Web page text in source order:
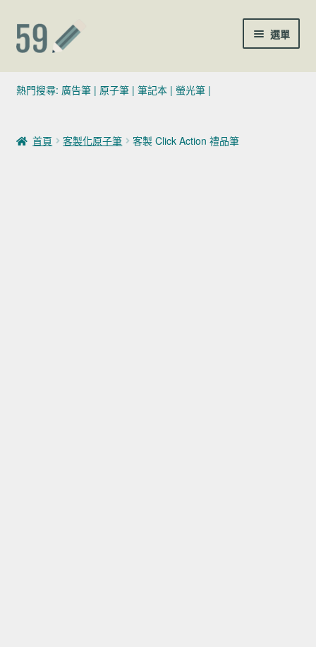
跳至導覽列
跳至主要內容 選單
(02)7729-4140
聯絡我們
熱門搜尋: 廣告筆| 原子筆| 筆記本| 螢光筆|
首頁 客製化原子筆 客製 Click Action 禮品筆